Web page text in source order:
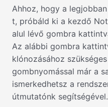
Ahhoz, hogy a
t, próbáld ki a kezdő
alul lévő gombra
Az alábbi gombra
klónozásához
gombnyomással már a
ismerkedhetsz a
útmutatónk segítségével.